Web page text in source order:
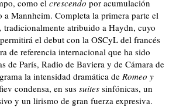
como el crescendo por acumulación
a Mannheim. Completa la primera parte el
tradicionalmente atribuido a Haydn, cuyo
el debut con la OSCyL del francés
de referencia internacional que ha sido
de París, Radio de Baviera y de Cámara de
la intensidad dramática de Romeo y
condensa, en sussuites sinfónicas, un
y un lirismo de gran fuerza expresiva.